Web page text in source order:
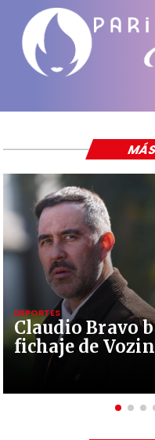
Claudio Bravo
fichaje de
DEPORTES